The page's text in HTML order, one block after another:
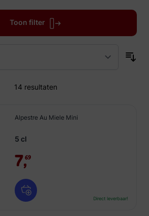
Toon filter
14 resultaten
Alpestre Au Miele Mini
5 cl
7,69
Direct leverbaar!